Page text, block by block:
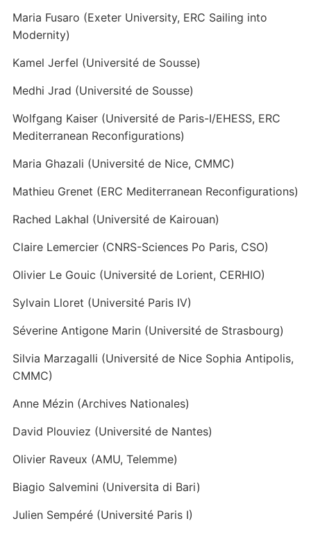
Maria Fusaro (Exeter University, ERC Sailing into
Modernity)
Kamel Jerfel (Université de Sousse)
Medhi Jrad (Université de Sousse)
Wolfgang Kaiser (Université de Paris-I/EHESS, ERC
Mediterranean Reconfigurations)
Maria Ghazali (Université de Nice, CMMC)
Mathieu Grenet (ERC Mediterranean Reconfigurations)
Rached Lakhal (Université de Kairouan)
Claire Lemercier (CNRS-Sciences Po Paris, CSO)
Olivier Le Gouic (Université de Lorient, CERHIO)
Sylvain Lloret (Université Paris IV)
Séverine Antigone Marin (Université de Strasbourg)
Silvia Marzagalli (Université de Nice Sophia Antipolis,
CMMC)
Anne Mézin (Archives Nationales)
David Plouviez (Université de Nantes)
Olivier Raveux (AMU, Telemme)
Biagio Salvemini (Universita di Bari)
Julien Sempéré (Université Paris I)